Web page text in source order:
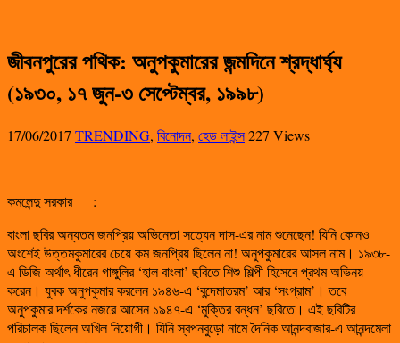
জীবনপুরের পথিক: অনুপকুমারের জন্মদিনে শ্রদ্ধার্ঘ্য
(১৯৩০, ১৭ জুন-৩ সেপ্টেম্বর, ১৯৯৮)
17/06/2017 TRENDING, বিনোদন, হেড লাইন্স227 Views
কমলেন্দু সরকার
:
বাংলা ছবির অন্যতম জনপ্রিয় অভিনেতা সত্যেন দাস-এর নাম শুনেছেন! যিনি কোনও
অংশেই উত্তমকুমারের চেয়ে কম জনপ্রিয় ছিলেন না! অনুপকুমারের আসল নাম। ১৯৩৮-
এ ডিজি অর্থাৎ ধীরেন গাঙ্গুলির ‘হাল বাংলা’ ছবিতে শিশু শিল্পী হিসেবে প্রথম অভিনয়
করেন। যুবক অনুপকুমার করলেন ১৯৪৬-এ ‘বন্দেমাতরম’ আর ‘সংগ্রাম’। তবে
অনুপকুমার দর্শকের নজরে আসেন ১৯৪৭-এ ‘মুক্তির বন্ধন’ ছবিতে। এই ছবিটির
পরিচালক ছিলেন অখিল নিয়োগী। যিনি স্বপনবুড়ো নামে দৈনিক আনন্দবাজার-এ আনন্দমেলা